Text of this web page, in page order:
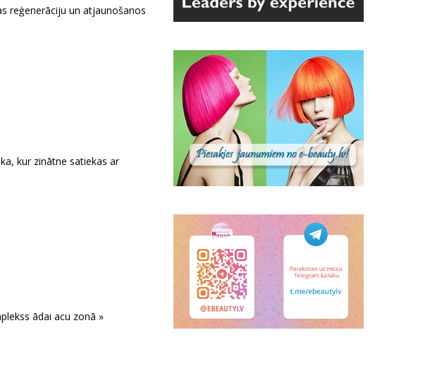
reģenerāciju un atjaunošanos
kur zinātne satiekas ar
ādai acu zonā »